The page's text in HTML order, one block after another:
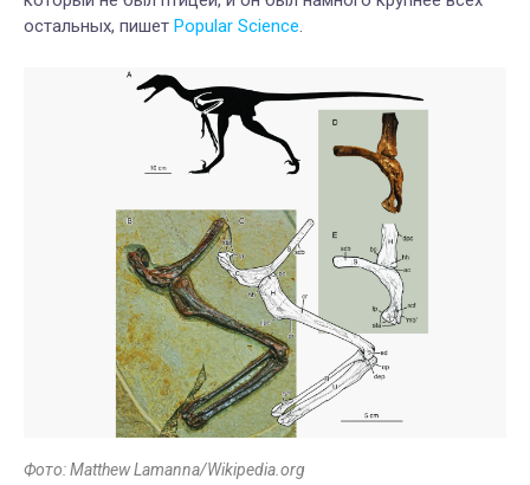
остальных, пишет Popular Science.
Фото: Matthew Lamanna/Wikipedia.org